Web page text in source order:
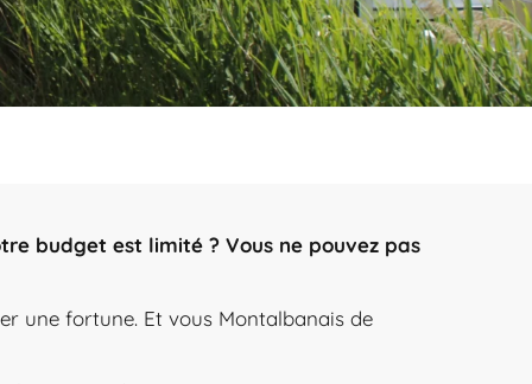
budget est limité ? Vous ne pouvez pas
une fortune. Et vous Montalbanais de